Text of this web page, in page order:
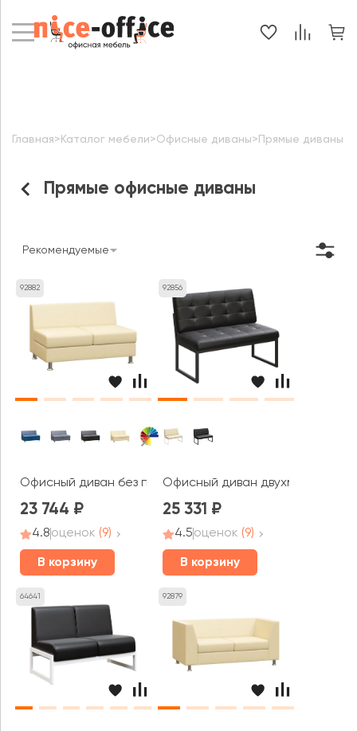
Прямые офисные диваны
Главная> Каталог мебели>Офисные диваны> Прямые диваны
Рекомендуемые
92882
Офисный диван без подлокотников двухместный
23 744
4.8оценок (9)
В корзину
92856
Офисный диван двухместный
25 331
4.5оценок (9)
В корзину
64641 92879